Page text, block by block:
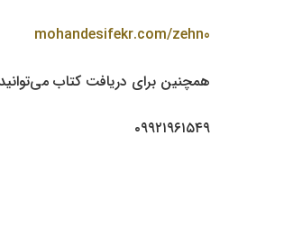
mohandesifekr.com/zehn0
همچنین برای دریافت کتاب
۰۹۹۲۱۹۶۱۵۴۹